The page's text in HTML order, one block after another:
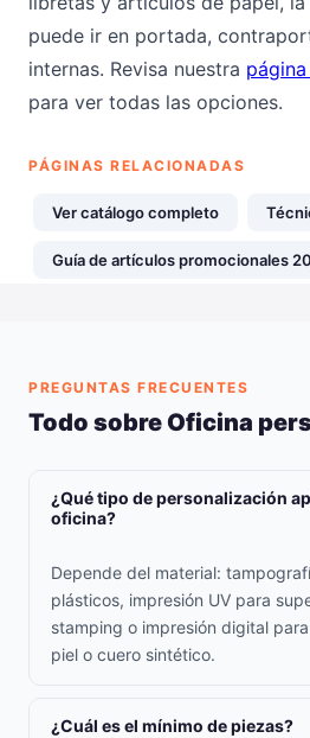
puede ir en portada,
internas. Revisa nuestra
para ver todas las opciones.
PÁGINAS RELACIONADAS
Ver catálogo completo
Guía de artículos promocionales
PREGUNTAS FRECUENTES
Todo sobre Oficina
¿Qué tipo de personalización
oficina?
Depende del material:
plásticos, impresión UV para
stamping o impresión digital
piel o cuero sintético.
¿Cuál es el mínimo de piezas?